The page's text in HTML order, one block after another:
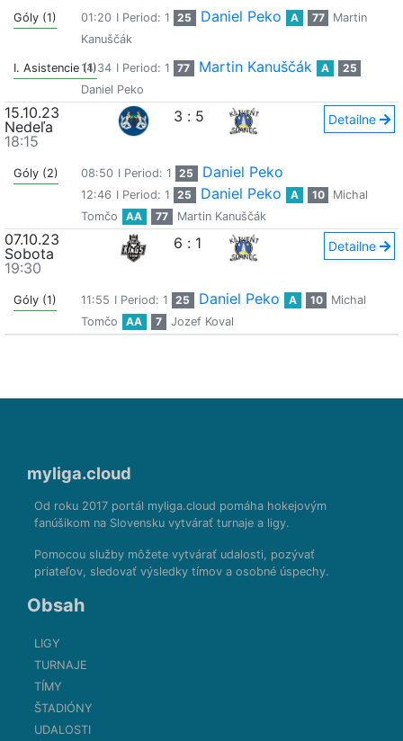
Góly (1) 01:20 I Period: 1 25 Daniel Peko A 77
Martin
Kanuščák
I. Asistencie (1)14:34 I Period: 1 77 Martin Kanuščák A
25
Daniel Peko
15.10.23
Nedeľa
18:15
3 : 5 Detailne
Góly (2) 08:50 I Period: 1 25 Daniel Peko
12:46 I Period: 1 25 Daniel Peko A 10
Michal
Tomčo
AA 77 Martin Kanuščák
07.10.23
Sobota
19:30
6 : 1 Detailne
Góly (1) 11:55 I Period: 1 25 Daniel Peko A 10
Michal
Tomčo
AA 7 Jozef Koval
myliga.cloud
Od roku 2017 portál myliga.cloud pomáha hokejovým
fanúšikom na Slovensku vytvárať turnaje a ligy.
Pomocou služby môžete vytvárať udalosti, pozývať
priateľov, sledovať výsledky tímov a osobné úspechy.
Obsah
LIGY
TURNAJE
TÍMY
ŠTADIÓNY
UDALOSTI